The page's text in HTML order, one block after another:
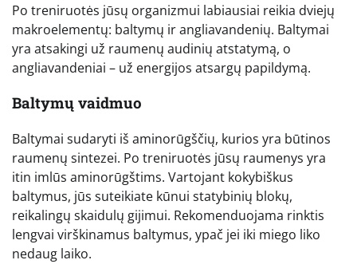
Po treniruotės jūsų organizmui labiausiai reikia dviejų
makroelementų: baltymų ir angliavandenių. Baltymai
yra atsakingi už raumenų audinių atstatymą, o
angliavandeniai – už energijos atsargų papildymą.
Baltymų vaidmuo
Baltymai sudaryti iš aminorūgščių, kurios yra būtinos
raumenų sintezei. Po treniruotės jūsų raumenys yra
itin imlūs aminorūgštims. Vartojant kokybiškus
baltymus, jūs suteikiate kūnui statybinių blokų,
reikalingų skaidulų gijimui. Rekomenduojama rinktis
lengvai virškinamus baltymus, ypač jei iki miego liko
nedaug laiko.